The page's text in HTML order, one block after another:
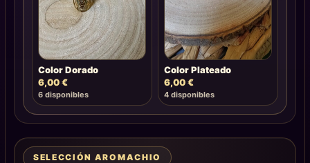
Color Dorado
6,00€
6 disponibles
Color Plateado
6,00€
4 disponibles
SELECCIÓN AROMACHIO